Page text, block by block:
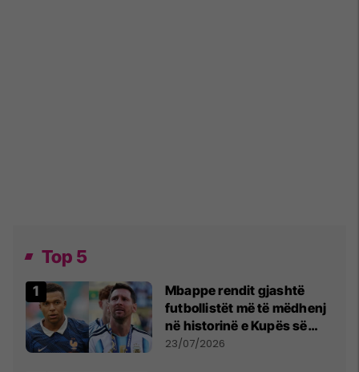
Top 5
Mbappe rendit gjashtë
futbollistët më të mëdhenj
në historinë e Kupës së
Botës, Messi mbetet i dyti
23/07/2026